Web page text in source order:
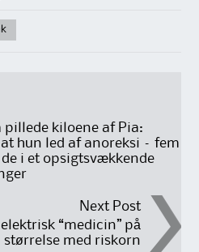
kiloene af Pia:
at hun led af anoreksi – fem
i et opsigtsvækkende
Next Post
“medicin” på
størrelse med riskorn